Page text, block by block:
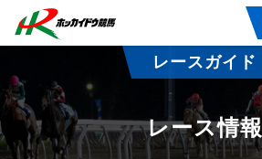
レースガイド
レース情報